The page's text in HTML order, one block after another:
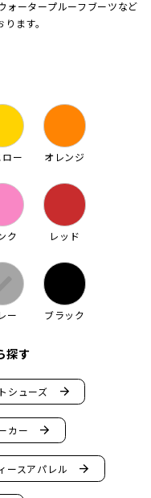
ォータープルーフブーツなど
ます。
ー オレンジ
ク レッド
ー ブラック
探す
シューズ arrow_forward
カー arrow_forward
ースアパレル arrow_forward